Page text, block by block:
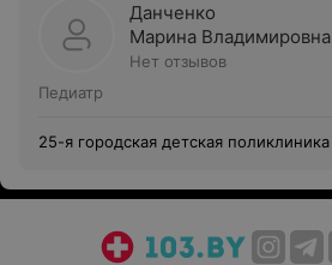
Данченко
Марина Владимировна
Нет отзывов
Педиатр
25-я городская детская поликлиника